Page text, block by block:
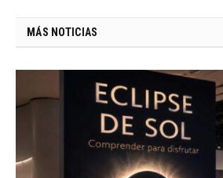
MÁS NOTICIAS